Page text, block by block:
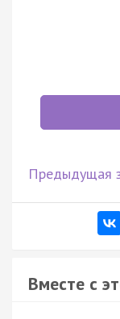
Предыдущая
Вместе с